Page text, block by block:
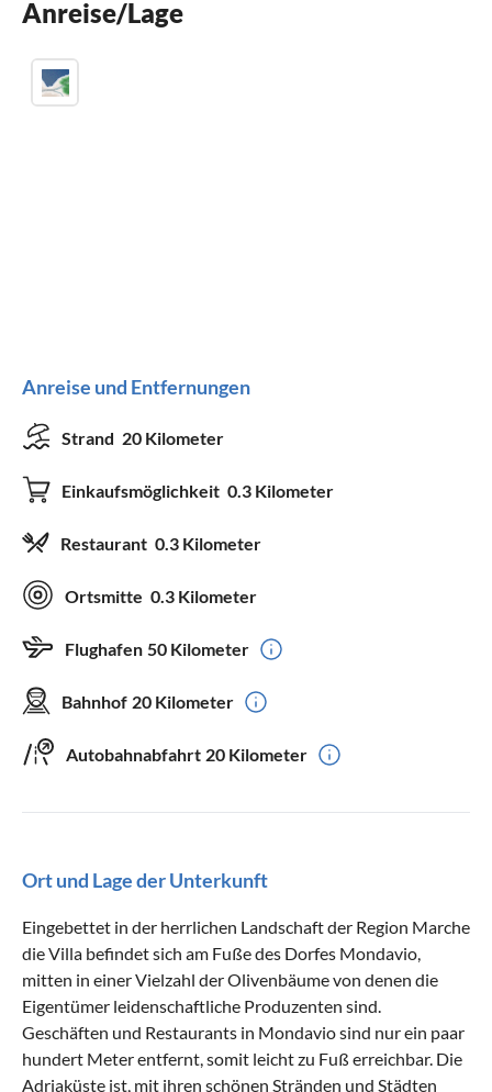
Waschmaschine
Anreise/Lage
Anreise und Entfernungen
Strand 20 Kilometer
Einkaufsmöglichkeit 0.3 Kilometer
Restaurant 0.3 Kilometer
Ortsmitte 0.3 Kilometer
Flughafen 50 Kilometer
Bahnhof 20 Kilometer
Autobahnabfahrt 20 Kilometer
Ort und Lage der Unterkunft
Eingebettet in der herrlichen Landschaft der Region Marche
die Villa befindet sich am Fuße des Dorfes Mondavio,
mitten in einer Vielzahl der Olivenbäume von denen die
Eigentümer leidenschaftliche Produzenten sind.
Geschäften und Restaurants in Mondavio sind nur ein paar
hundert Meter entfernt, somit leicht zu Fuß erreichbar. Die
Adriaküste ist, mit ihren schönen Stränden und Städten